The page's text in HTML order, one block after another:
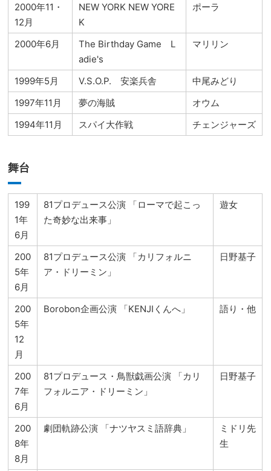
2000年11・
12月
NEW YORK NEW YORE
K
ポーラ
2000年6月
The Birthday Game L
adie's
マリリン
1999年5月 V.S.O.P. 安楽兵舎
中尾みどり
1997年11月
夢の海賊
オウム
1994年11月
スパイ大作戦 チェンジャーズ
舞台
199
1年
6月
81プロデュース公演 「ローマで起こっ
た奇妙な出来事」
遊女
200
5年
6月
81プロデュース公演 「カリフォルニ
ア・ドリーミン」
日野基子
200
5年
12
月
Borobon企画公演 「KENJIくんへ」 語り・他
200
7年
6月
81プロデュース・鳥獣戯画公演 「カリ
フォルニア・ドリーミン」
日野基子
200
8年
8月
劇団軌跡公演 「ナツヤスミ語辞典」
ミドリ先
生